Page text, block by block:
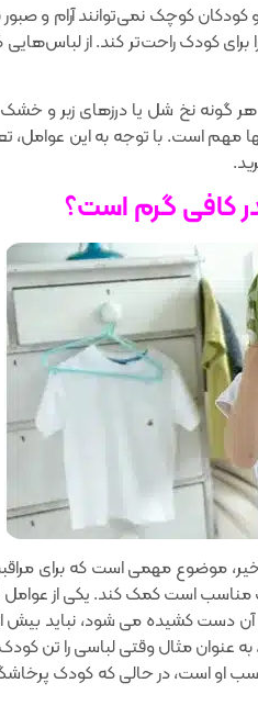
کوچک نمی‌توانند آرام و صبور
را برای کودک راحت‌تر کند. از
گونه نخ شل یا درزهای زبر و
است. با توجه به این عوامل‌،
کافی گرم است؟
خیر‌، موضوع مهمی است که برای
مناسب است کمک کند. یکی از
کشیده می شود، نباید بیش از
به عنوان مثال وقتی لباسی را تن
است، در حالی که کودک پرخاشگر